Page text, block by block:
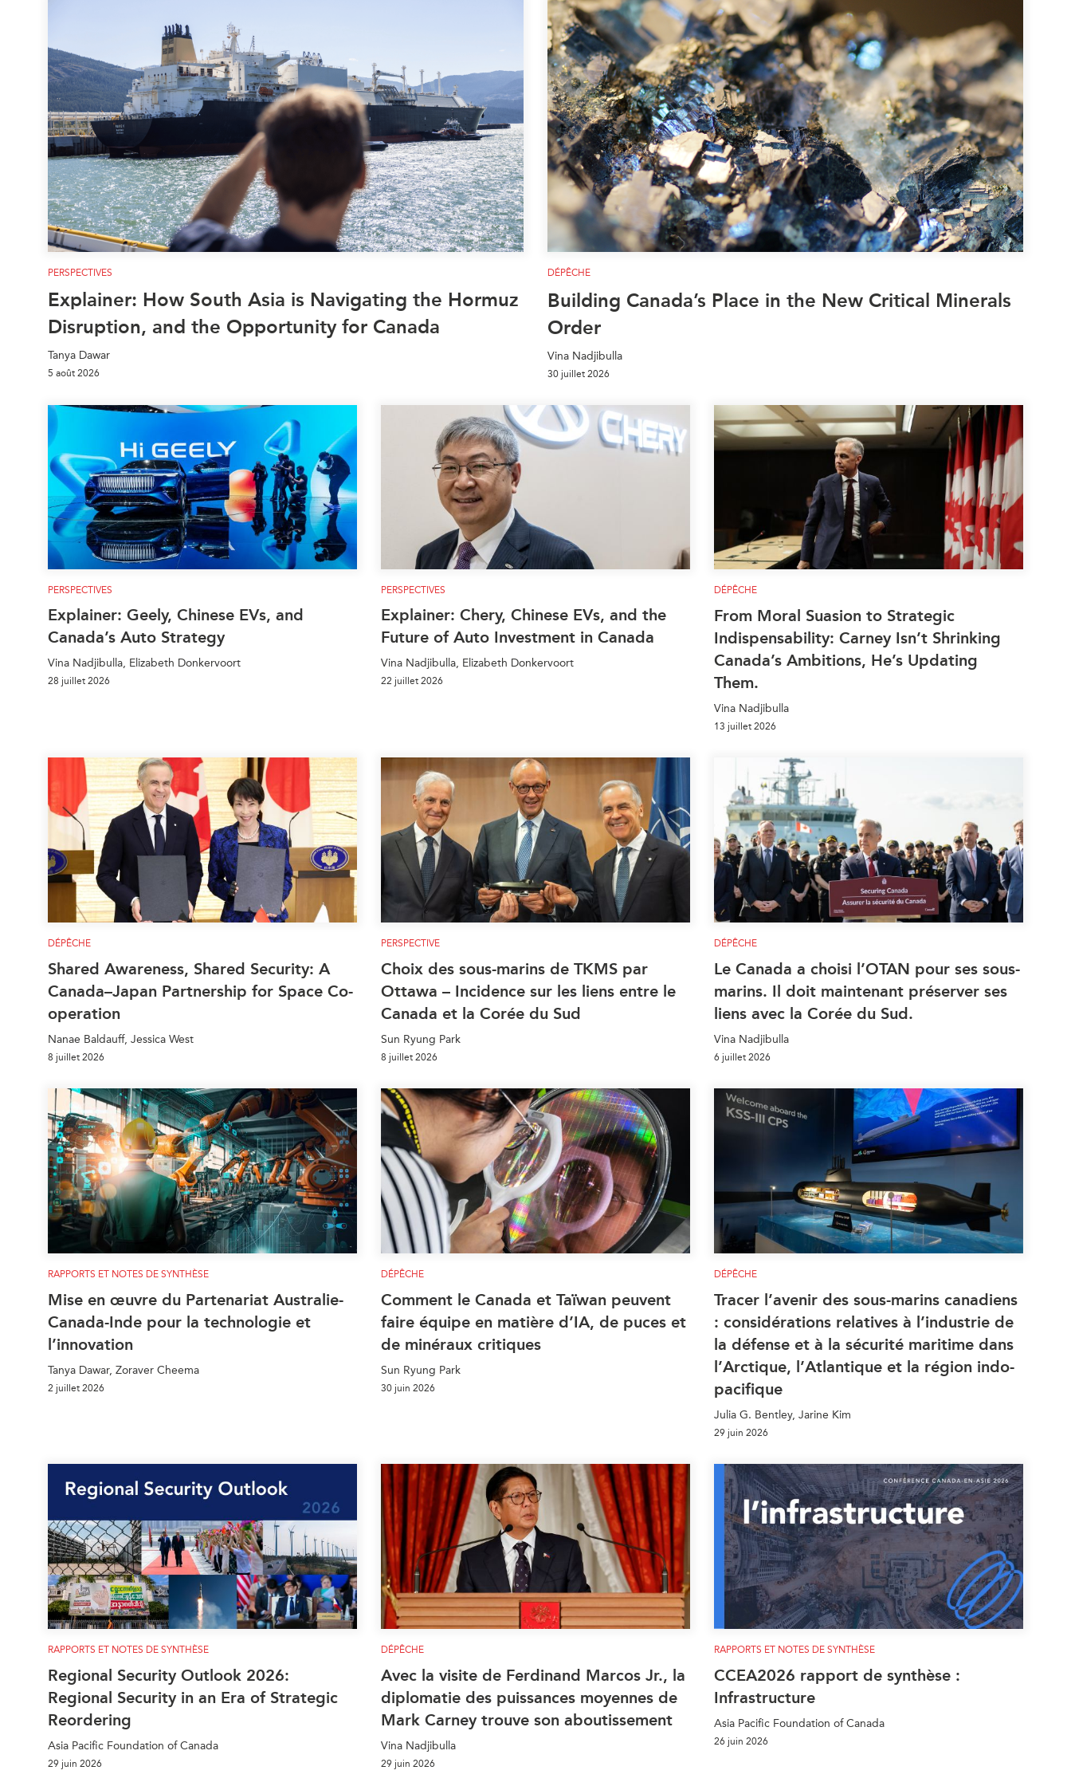
PERSPECTIVES
Explainer: How South Asia is Navigating the Hormuz
Disruption, and the Opportunity for Canada
Tanya Dawar
5 août 2026
DÉPÊCHE
Building Canada’s Place in the New Critical Minerals
Order
Vina Nadjibulla
30 juillet 2026
PERSPECTIVES
Explainer: Geely, Chinese EVs, and
Canada’s Auto Strategy
Vina Nadjibulla, Elizabeth Donkervoort
28 juillet 2026
PERSPECTIVES
Explainer: Chery, Chinese EVs, and the
Future of Auto Investment in Canada
Vina Nadjibulla, Elizabeth Donkervoort
22 juillet 2026
DÉPÊCHE
From Moral Suasion to Strategic
Indispensability: Carney Isn’t Shrinking
Canada’s Ambitions, He’s Updating
Them.
Vina Nadjibulla
13 juillet 2026
DÉPÊCHE
Shared Awareness, Shared Security: A
Canada–Japan Partnership for Space Co-
operation
Nanae Baldauff, Jessica West
8 juillet 2026
PERSPECTIVE
Choix des sous-marins de TKMS par
Ottawa – Incidence sur les liens entre le
Canada et la Corée du Sud
Sun Ryung Park
8 juillet 2026
DÉPÊCHE
Le Canada a choisi l’OTAN pour ses sous-
marins. Il doit maintenant préserver ses
liens avec la Corée du Sud.
Vina Nadjibulla
6 juillet 2026
RAPPORTS ET NOTES DE SYNTHÈSE
Mise en œuvre du Partenariat Australie-
Canada-Inde pour la technologie et
l’innovation
Tanya Dawar, Zoraver Cheema
2 juillet 2026
DÉPÊCHE
Comment le Canada et Taïwan peuvent
faire équipe en matière d’IA, de puces et
de minéraux critiques
Sun Ryung Park
30 juin 2026
DÉPÊCHE
Tracer l’avenir des sous-marins canadiens
: considérations relatives à l’industrie de
la défense et à la sécurité maritime dans
l’Arctique, l’Atlantique et la région indo-
pacifique
Julia G. Bentley, Jarine Kim
29 juin 2026
RAPPORTS ET NOTES DE SYNTHÈSE
Regional Security Outlook 2026:
Regional Security in an Era of Strategic
Reordering
Asia Pacific Foundation of Canada
29 juin 2026
DÉPÊCHE
Avec la visite de Ferdinand Marcos Jr., la
diplomatie des puissances moyennes de
Mark Carney trouve son aboutissement
Vina Nadjibulla
29 juin 2026
RAPPORTS ET NOTES DE SYNTHÈSE
CCEA2026 rapport de synthèse :
Infrastructure
Asia Pacific Foundation of Canada
26 juin 2026